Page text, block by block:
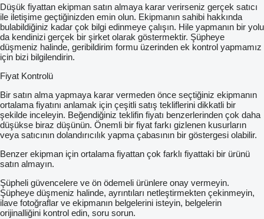
Düşük fiyattan ekipman satın almaya karar verirseniz gerçek satıcı
ile iletişime geçtiğinizden emin olun. Ekipmanın sahibi hakkında
bulabildiğiniz kadar çok bilgi edinmeye çalışın. Hile yapmanın bir yolu
da kendinizi gerçek bir şirket olarak göstermektir. Şüpheye
düşmeniz halinde, geribildirim formu üzerinden ek kontrol yapmamız
için bizi bilgilendirin.
Fiyat Kontrolü
Bir satın alma yapmaya karar vermeden önce seçtiğiniz ekipmanın
ortalama fiyatını anlamak için çeşitli satış tekliflerini dikkatli bir
şekilde inceleyin. Beğendiğiniz teklifin fiyatı benzerlerinden çok daha
düşükse biraz düşünün. Önemli bir fiyat farkı gizlenen kusurların
veya satıcının dolandırıcılık yapma çabasının bir göstergesi olabilir.
Benzer ekipman için ortalama fiyattan çok farklı fiyattaki bir ürünü
satın almayın.
Şüpheli güvencelere ve ön ödemeli ürünlere onay vermeyin.
Şüpheye düşmeniz halinde, ayrıntıları netleştirmekten çekinmeyin,
ilave fotoğraflar ve ekipmanın belgelerini isteyin, belgelerin
orijinalliğini kontrol edin, soru sorun.